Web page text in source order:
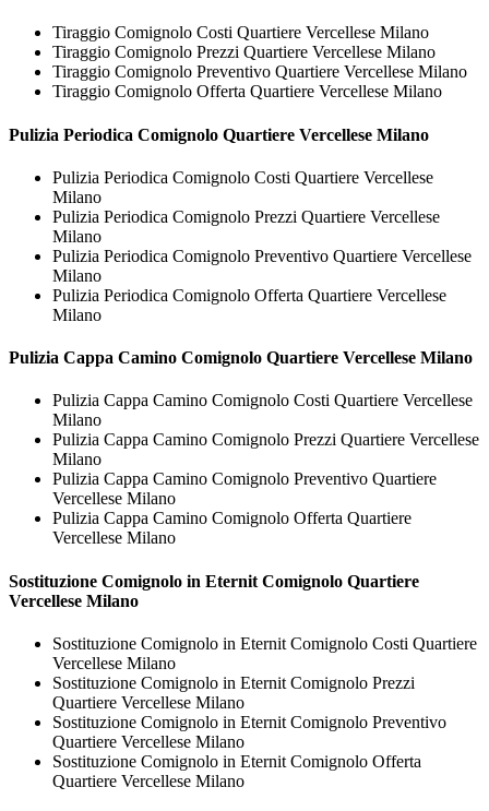
Tiraggio Comignolo Costi Quartiere Vercellese Milano
Tiraggio Comignolo Prezzi Quartiere Vercellese Milano
Tiraggio Comignolo Preventivo Quartiere Vercellese Milano
Tiraggio Comignolo Offerta Quartiere Vercellese Milano
Pulizia Periodica Comignolo Quartiere Vercellese Milano
Pulizia Periodica Comignolo Costi Quartiere Vercellese
Milano
Pulizia Periodica Comignolo Prezzi Quartiere Vercellese
Milano
Pulizia Periodica Comignolo Preventivo Quartiere Vercellese
Milano
Pulizia Periodica Comignolo Offerta Quartiere Vercellese
Milano
Pulizia Cappa Camino Comignolo Quartiere Vercellese Milano
Pulizia Cappa Camino Comignolo Costi Quartiere Vercellese
Milano
Pulizia Cappa Camino Comignolo Prezzi Quartiere Vercellese
Milano
Pulizia Cappa Camino Comignolo Preventivo Quartiere
Vercellese Milano
Pulizia Cappa Camino Comignolo Offerta Quartiere
Vercellese Milano
Sostituzione Comignolo in Eternit Comignolo Quartiere
Vercellese Milano
Sostituzione Comignolo in Eternit Comignolo Costi Quartiere
Vercellese Milano
Sostituzione Comignolo in Eternit Comignolo Prezzi
Quartiere Vercellese Milano
Sostituzione Comignolo in Eternit Comignolo Preventivo
Quartiere Vercellese Milano
Sostituzione Comignolo in Eternit Comignolo Offerta
Quartiere Vercellese Milano